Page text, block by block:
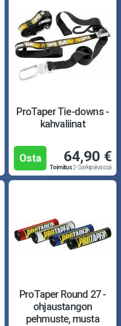
ProTaper Tie-downs -
kahvaliinat
Osta 64,90 €
Toimitus2-3 arkipäivässä
ProTaper Round 27 -
ohjaustangon
pehmuste, musta